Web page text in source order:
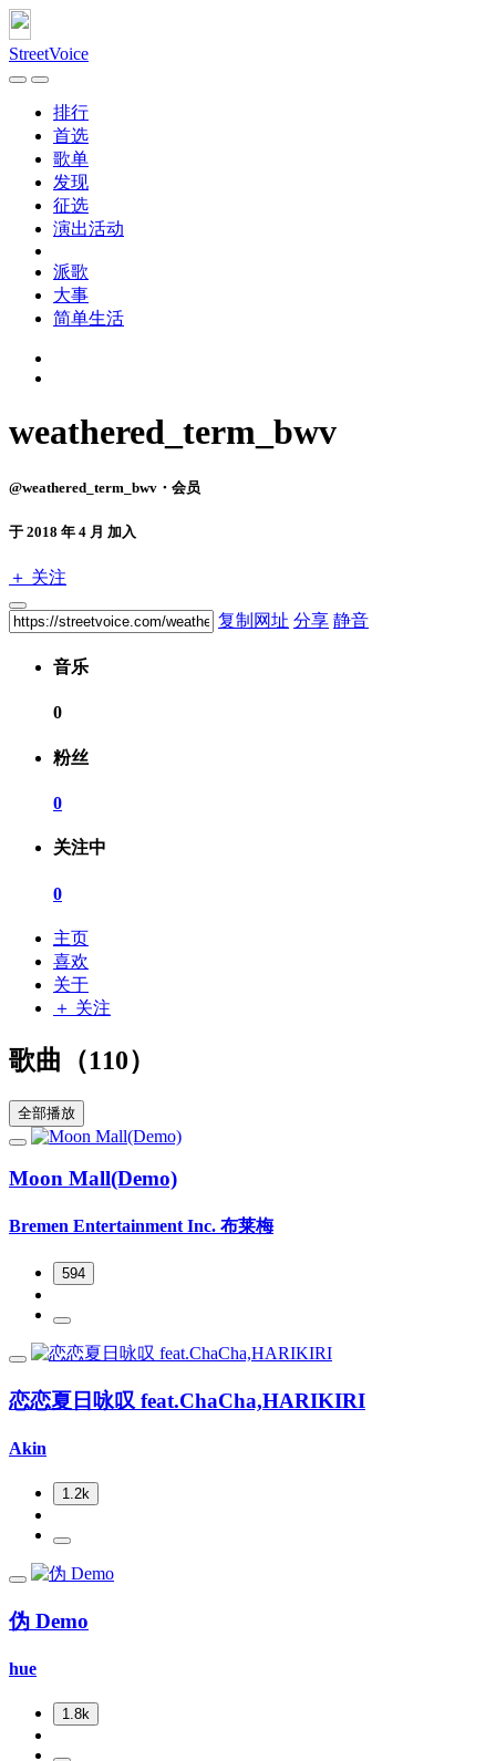
StreetVoice
排行
首选
歌单
发现
征选
演出活动
派歌
大事
简单生活
weathered_term_bwv
@weathered_term_bwv・会员
于 2018 年 4 月 加入
＋ 关注
复制网址 分享 静音
音乐
0
粉丝
0
关注中
0
主页
喜欢
关于
＋ 关注
歌曲（110）
全部播放
Moon Mall(Demo)
Bremen Entertainment Inc. 布莱梅
594
恋恋夏日咏叹 feat.ChaCha,HARIKIRI
Akin
1.2k
伪 Demo
hue
1.8k